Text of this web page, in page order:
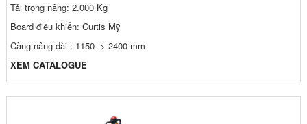
Tải trọng nâng: 2.000 Kg
Board điều khiển: Curtis Mỹ
Càng nâng dài : 1150 -> 2400 mm
XEM CATALOGUE